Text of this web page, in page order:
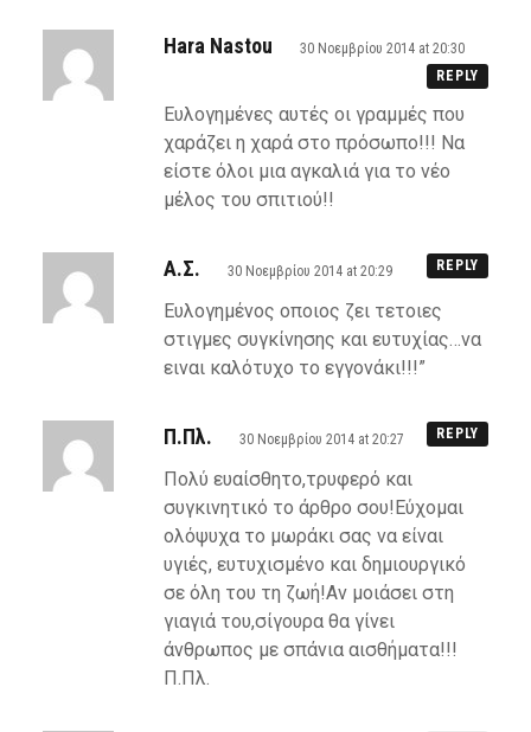
Hara Nastou
30 Νοεμβρίου 2014 at 20:30
REPLY
Ευλογημένες αυτές οι γραμμές που
χαράζει η χαρά στο πρόσωπο!!! Να
είστε όλοι μια αγκαλιά για το νέο
μέλος του σπιτιού!!
Α.Σ. 30 Νοεμβρίου 2014 at 20:29 REPLY
Ευλογημένος οποιος ζει τετοιες
στιγμες συγκίνησης και ευτυχίας…να
ειναι καλότυχο το εγγονάκι!!!”
Π.Πλ. 30 Νοεμβρίου 2014 at 20:27 REPLY
Πολύ ευαίσθητο,τρυφερό και
συγκινητικό το άρθρο σου!Εύχομαι
ολόψυχα το μωράκι σας να είναι
υγιές, ευτυχισμένο και δημιουργικό
σε όλη του τη ζωή!Αν μοιάσει στη
γιαγιά του,σίγουρα θα γίνει
άνθρωπος με σπάνια αισθήματα!!!
Π.Πλ.